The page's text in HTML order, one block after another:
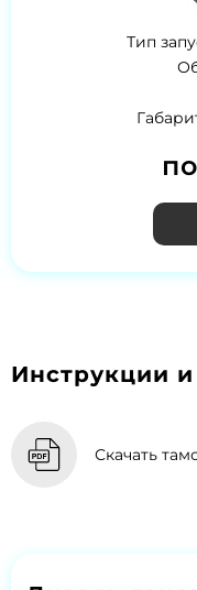
Тип
Инструкции
Скачать